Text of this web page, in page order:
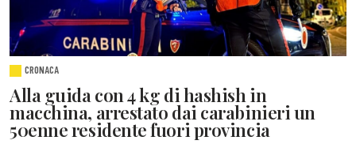
CRONACA
Alla guida con 4 kg di hashish in
macchina, arrestato dai carabinieri un
50enne residente fuori provincia